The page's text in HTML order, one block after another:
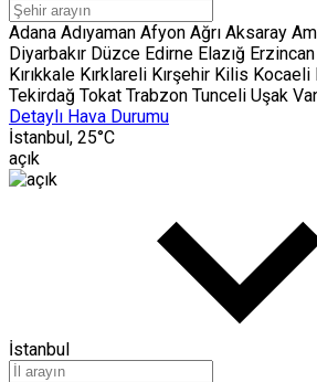
Adana Adıyaman Afyon Ağrı Aksaray
Diyarbakır Düzce Edirne Elazığ Erzincan
Kırıkkale Kırklareli Kırşehir Kilis Kocaeli
Tekirdağ Tokat Trabzon Tunceli Uşak
Detaylı Hava Durumu
İstanbul, 25°C
açık
İstanbul